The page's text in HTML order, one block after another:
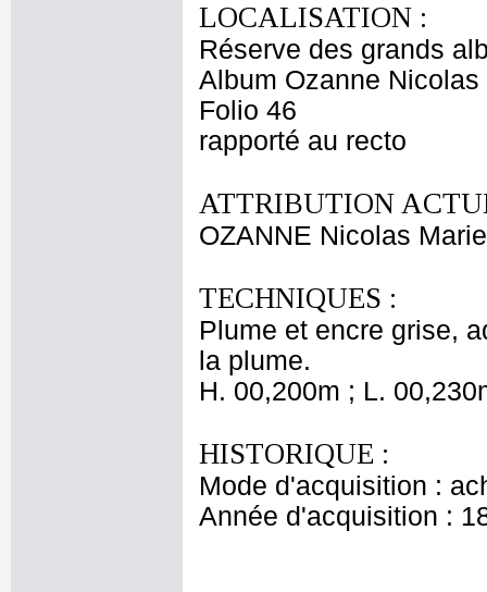
LOCALISATION :
Réserve des grands
Album Ozanne Nicolas
Folio 46
rapporté au recto
ATTRIBUTION
OZANNE Nicolas Marie
TECHNIQUES :
Plume et encre grise,
la plume.
H. 00,200m ; L.
HISTORIQUE :
Mode d'acquisition :
Année d'acquisition :